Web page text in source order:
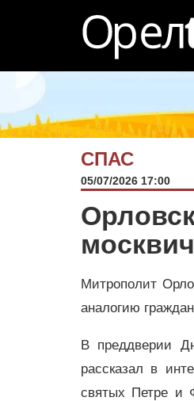
СПАС
05/07/2026 17:00
Митрополит
аналогию
В преддверии
рассказал в
святых Петре и